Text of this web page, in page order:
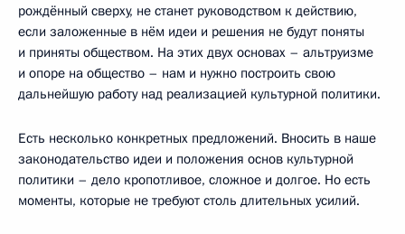
рождённый сверху, не станет руководством к действию,
если заложенные в нём идеи и решения не будут поняты
и приняты обществом. На этих двух основах – альтруизме
и опоре на общество – нам и нужно построить свою
дальнейшую работу над реализацией культурной политики.
Есть несколько конкретных предложений. Вносить в наше
законодательство идеи и положения основ культурной
политики – дело кропотливое, сложное и долгое. Но есть
моменты, которые не требуют столь длительных усилий.